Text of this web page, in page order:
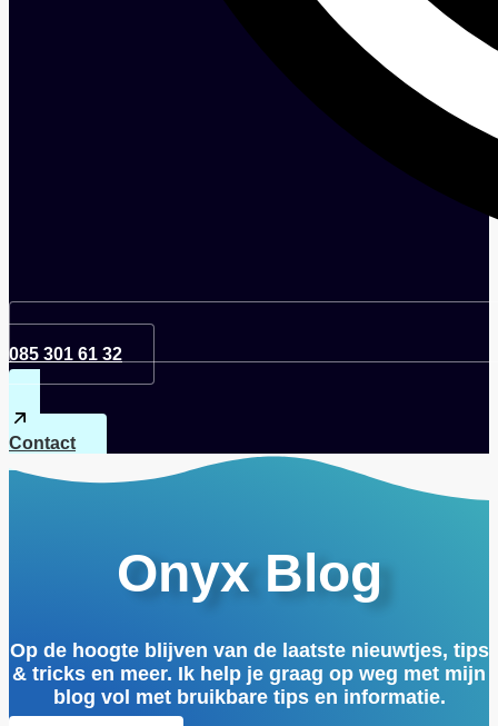
085 301 61 32
Contact
Onyx Blog
Op de hoogte blijven van de laatste nieuwtjes, tips
& tricks en meer. Ik help je graag op weg met mijn
blog vol met bruikbare tips en informatie.